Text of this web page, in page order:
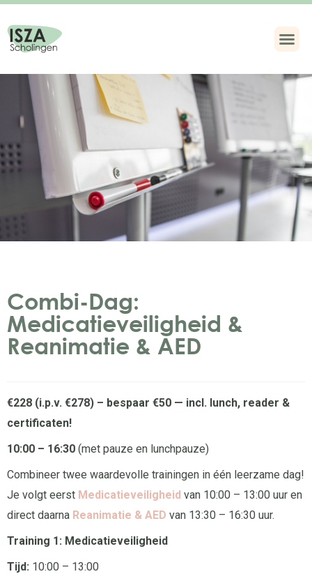
Combi-Dag:
Medicatieveiligheid &
Reanimatie & AED
€228 (i.p.v. €278) – bespaar €50 — incl. lunch, reader &
certificaten!
10:00 – 16:30 (met pauze en lunchpauze)
Combineer twee waardevolle trainingen in één leerzame dag!
Je volgt eerst Medicatieveiligheid van 10:00 – 13:00 uur en
direct daarna Reanimatie & AED van 13:30 – 16:30 uur.
Training 1: Medicatieveiligheid
Tijd: 10:00 – 13:00